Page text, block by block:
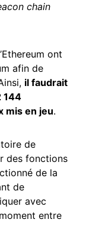
chain
ont
afin de
il faudrait
144
mis en jeu.
de
des fonctions
de la
de
avec
entre